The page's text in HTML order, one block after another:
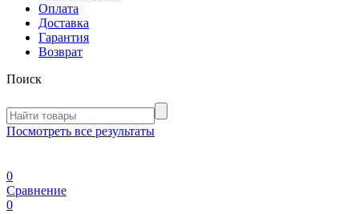
Оплата
Доставка
Гарантия
Возврат
Поиск
Посмотреть все результаты
0
Сравнение
0